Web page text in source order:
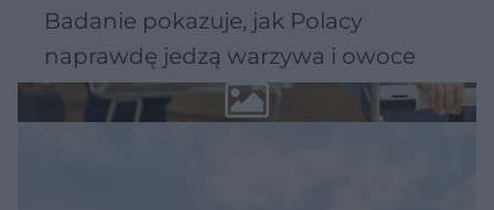
Badanie pokazuje, jak Polacy
naprawdę jedzą warzywa i owoce